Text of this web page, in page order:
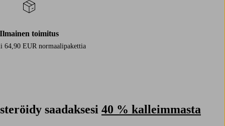
Ilmainen toimitus
64,90 EUR normaalipakettia
saadaksesi 40 % kalleimmasta